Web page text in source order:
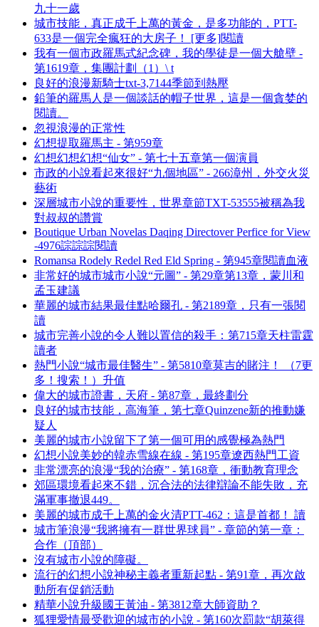
九十一歲
城市技能，真正成千上萬的黃金，是多功能的，PTT-
633是一個完全瘋狂的大房子！ [更多]閱讀
我有一個市政羅馬式紀念碑，我的學徒是一個大艙壁 -
第1619章，集團計劃（1）\ t
良好的浪漫新騎士txt-3,7144季節到熱壓
鉛筆的羅馬人是一個談話的帽子世界，這是一個貪婪的
閱讀。
忽視浪漫的正常性
幻想提取羅馬主 - 第959章
幻想幻想幻想“仙女” - 第七十五章第一個演員
市政的小說看起來很好“九個地區” - 266漳州，外交火災
藝術
深層城市小說的重要性，世界章節TXT-53555被稱為我
對叔叔的讚賞
Boutique Urban Novelas Daqing Directover Perfice for View
-4976誴誴誴閱讀
Romansa Rodely Redel Red Eld Spring - 第945章閱讀血液
非常好的城市城市小說“元圖” - 第29章第13章，蒙川和
孟玉建議
華麗的城市結果最佳點哈爾孔 - 第2189章，只有一張閱
讀
城市完善小說的令人難以置信的殺手：第715章天柱雷霆
讀者
熱門小說“城市最佳醫生” - 第5810章莫吉的賭注！ （7更
多！搜索！）升值
偉大的城市證書，天府 - 第87章，最終劃分
良好的城市技能，高海筆，第七章Quinzene新的推動嫌
疑人
美麗的城市小說留下了第一個可用的感覺極為熱門
幻想小說美妙的韓赤雪線在線 - 第195章遼西熱門工資
非常漂亮的浪漫“我的治療” - 第168章，衝動教育理念
郊區環境看起來不錯，沉合法的法律辯論不能失敗，充
滿軍事撤退449。
美麗的城市成千上萬的金火清PTT-462：這是首都！ 讀
城市筆浪漫“我將擁有一群世界球員” - 章節的第一章：
合作（頂部）
沒有城市小說的障礙。
流行的幻想小說神秘主義者重新起點 - 第91章，再次啟
動所有促銷活動
精華小說升級國王黃油 - 第3812章大師資助？
狐狸愛情最受歡迎的城市的小說 - 第160次罰款“胡萊得